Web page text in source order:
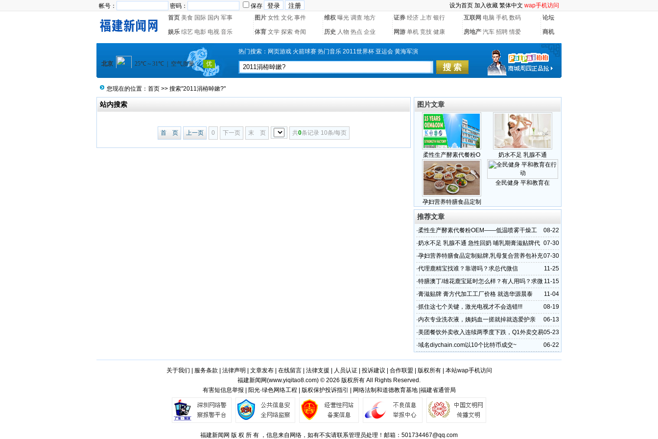
帐号： 密码： 保存 设为首页 加入收藏 繁体中文 wap手机访问
首页 美食 国际 国内 军事 图片 女性 文化 事件 维权 曝光 调查 地方 证券 经济 上市 银行 互联网 电脑 手机 数码 论坛
娱乐 综艺 电影 电视 音乐 体育 文学 探索 奇闻 历史 人物 热点 企业 网游 单机 竞技 健康 房地产 汽车 招聘 情爱 商机
热门搜索： 网页游戏 火箭球赛 热门音乐 2011世界杯 亚运会 黄海军演
您现在的位置： 首页 >> 搜索"2011涓栫晫鏉?"
站内搜索
首 页 上一页 0 下一页 末 页 共0条记录 10条/每页
图片文章
柔性生产酵素代餐粉O 奶水不足 乳腺不通
孕妇营养特膳食品定制
全民健身 平和教育在
推荐文章
08-22
·柔性生产酵素代餐粉OEM——低温喷雾干燥工
艺，维生素C保留率≥95%
07-30
·奶水不足 乳腺不通 急性回奶 哺乳期膏滋贴牌代
加工厂家
07-30
·孕妇营养特膳食品定制贴牌,乳母复合营养包补充
品oem代工厂
11-25
·代理鹿精宝找谁？靠谱吗？求总代微信
11-15
·特膳澳丁/雄花鹿宝延时怎么样？有人用吗？求微
信
11-04
·膏滋贴牌 膏方代加工工厂价格 就选华源晨泰
08-19
·抓住这七个关键，激光电视才不会选错!!!
06-13
·内衣专业洗衣液，姨妈血一搓就掉就选爱护亲
05-23
·美团餐饮外卖收入连续两季度下跌，Q1外卖交易
笔数环比降9%
06-22
·域名diychain.com以10个比特币成交~
关于我们 服务条款 法律声明 文章发布| 在线留言| 法律支援 人员认证| 投诉建议 合作联盟 版权所有| 本站wap手机访问
福建新闻网(www.yiqitao8.com) © 2026 版权所有 All Rights Reserved.
有害短信息举报 | 阳光·绿色网络工程 | 版权保护投诉指引 | 网络法制和道德教育基地 |福建省通管局
福建新闻网 版 权 所 有 ，信息来自网络，如有不实请联系管理员处理！邮箱：501734467@qq.com